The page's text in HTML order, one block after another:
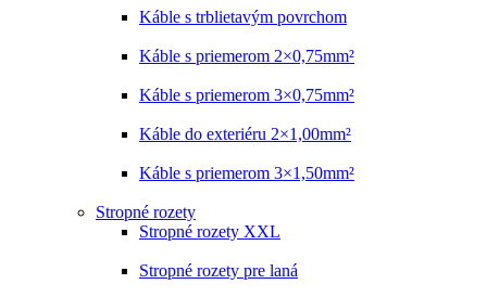
Káble s trblietavým povrchom
Káble s priemerom 2×0,75mm²
Káble s priemerom 3×0,75mm²
Káble do exteriéru 2×1,00mm²
Káble s priemerom 3×1,50mm²
Stropné rozety
Stropné rozety XXL
Stropné rozety pre laná